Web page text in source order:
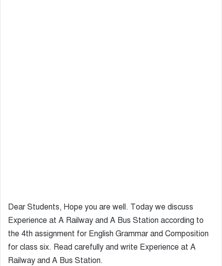
Dear Students, Hope you are well. Today we discuss
Experience at A Railway and A Bus Station according to
the 4th assignment for English Grammar and Composition
for class six. Read carefully and write Experience at A
Railway and A Bus Station.